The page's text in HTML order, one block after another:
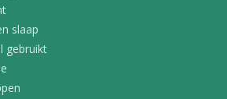
slaap
gebruikt